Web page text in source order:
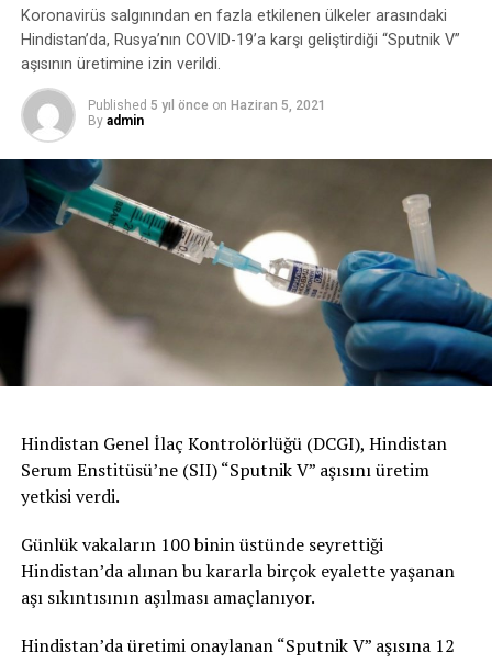
Koronavirüs salgınından en fazla etkilenen ülkeler arasındaki
Hindistan’da, Rusya’nın COVID-19’a karşı geliştirdiği “Sputnik V”
aşısının üretimine izin verildi.
Published 5 yıl önce on Haziran 5, 2021
By admin
Hindistan Genel İlaç Kontrolörlüğü (DCGI), Hindistan
Serum Enstitüsü’ne (SII) “Sputnik V” aşısını üretim
yetkisi verdi.
Günlük vakaların 100 binin üstünde seyrettiği
Hindistan’da alınan bu kararla birçok eyalette yaşanan
aşı sıkıntısının aşılması amaçlanıyor.
Hindistan’da üretimi onaylanan “Sputnik V” aşısına 12